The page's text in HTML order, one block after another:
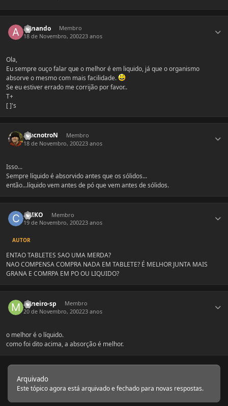
armando
Membro
18 de Novembro, 200223 anos
Ola,
Eu sempre ouço falar que o melhor é em liquido, já que o organismo
absorve o mesmo com mais facilidade.
Se eu estiver errado me corrijão por favor..
T+
[ ]'s
AracnotroN
Membro
18 de Novembro, 200223 anos
Isso...
Sempre líquido é absorvido antes que os sólidos...
então...líquido vem antes de pó que vem antes de sólidos.
CKIKO
Membro
19 de Novembro, 200223 anos
AUTOR
ENTAO TABLETES SAO UMA MERDA?
NAO COMPENSA COMPRA NADA EM TABLETE? É MELHOR JUNTA MAIS
GRANA E COMRPA EM PO OU LIQUIDO?
mineiro-sp
Membro
20 de Novembro, 200223 anos
o melhor é o líquido.
como foi dito acima, a absorção é melhor.
Arquivado
Este tópico agora está arquivado e fechado para novas respostas.